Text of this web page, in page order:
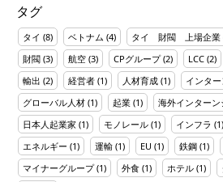
タグ
タイ (8) ベトナム (4) タイ 財閥 上場企業
財閥 (3) 航空 (3) CPグループ(2) LCC (2)
輸出 (2) 経営者 (1) 人材育成 (1) インタ
グローバル人材 (1) 起業 (1) 海外インターン
日本人起業家 (1) モノレール (1) インフラ (1)
エネルギー (1) 運輸 (1) EU (1) 鉄鋼 (1)
マイナーグループ(1) 外食 (1) ホテル (1)